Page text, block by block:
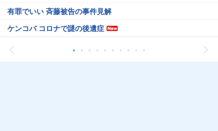
有罪でいい 斉藤被告の事件見解
ケンコバ コロナで謎の後遺症